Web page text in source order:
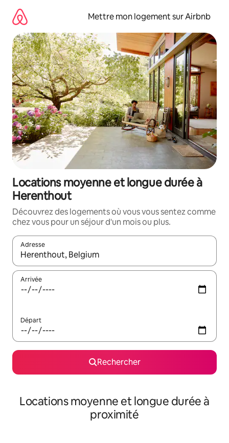
directement
contenu
Mettre mon logement sur Airbnb
Locations moyenne et longue durée à
Herenthout
Découvrez des logements où vous vous sentez comme
chez vous pour un séjour d'un mois ou plus.
Adresse
Lorsque les résultats s'affichent, utilisez les flèches vers le
Arrivée
Départ
Rechercher
Locations moyenne et longue durée à
proximité